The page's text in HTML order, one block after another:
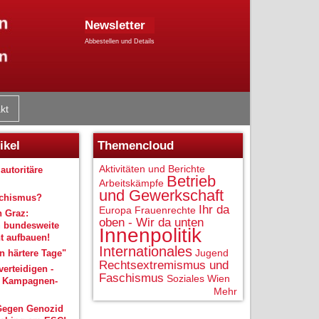
Newsletter
Abbestellen und Details
Graz:
bundesweite
aufbauen!
härtere Tage"
-
Genozid
Themencloud
Aktivitäten und Berichte
Arbeitskämpfe Betrieb
und Gewerkschaft
Europa Frauenrechte Ihr da
oben - Wir da unten
Innenpolitik
Internationales Jugend
Rechtsextremismus und
Faschismus Soziales Wien
Mehr